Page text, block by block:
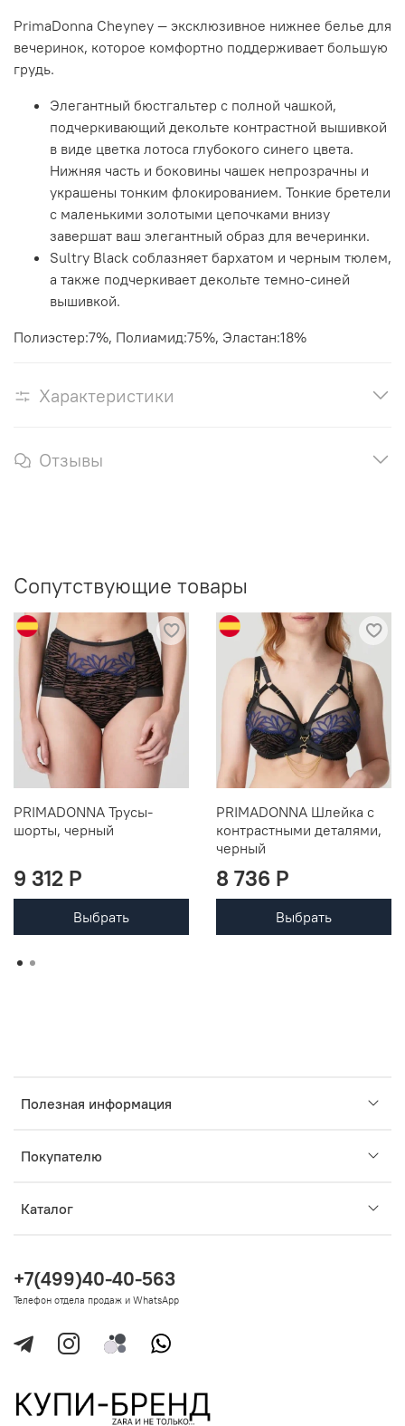
PrimaDonna Cheyney — эксклюзивное нижнее белье для
вечеринок, которое комфортно поддерживает большую
грудь.
Элегантный бюстгальтер с полной чашкой,
подчеркивающий декольте контрастной вышивкой
в ​​виде цветка лотоса глубокого синего цвета.
Нижняя часть и боковины чашек непрозрачны и
украшены тонким флокированием. Тонкие бретели
с маленькими золотыми цепочками внизу
завершат ваш элегантный образ для вечеринки.
Sultry Black соблазняет бархатом и черным тюлем,
а также подчеркивает декольте темно-синей
вышивкой.
Полиэстер:7%, Полиамид:75%, Эластан:18%
Характеристики
Отзывы
Сопутствующие товары
PRIMADONNA Трусы-
шорты, черный
9 312 P
Выбрать
PRIMADONNA Шлейка с
контрастными деталями,
черный
8 736 P
Выбрать
Полезная информация
Покупателю
Каталог
+7(499)40-40-563
Телефон отдела продаж и WhatsApp